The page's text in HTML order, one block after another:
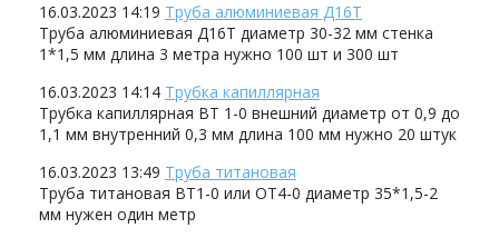
16.03.2023 14:19 Труба алюминиевая Д16Т
Труба алюминиевая Д16Т диаметр 30-32 мм стенка
1*1,5 мм длина 3 метра нужно 100 шт и 300 шт
16.03.2023 14:14 Трубка капиллярная
Трубка капиллярная ВТ 1-0 внешний диаметр от 0,9 до
1,1 мм внутренний 0,3 мм длина 100 мм нужно 20 штук
16.03.2023 13:49 Труба титановая
Труба титановая ВТ1-0 или ОТ4-0 диаметр 35*1,5-2
мм нужен один метр